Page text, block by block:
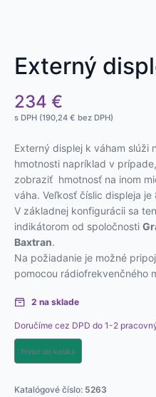
Externý
234 €
s DPH (190,24 € bez DPH)
Externý displej k váham slúži
hmotnosti napríklad v
zobraziť hmotnosť na inom
váha. Veľkosť číslic displeja je
V základnej konfigurácii sa
indikátorom od spoločnosti
Baxtran.
Na požiadanie je možné
pomocou rádiofrekvenčného
2 na sklade
Doručíme cez DPD do 1-2
Pridať do košíka
Katalógové číslo: 5263